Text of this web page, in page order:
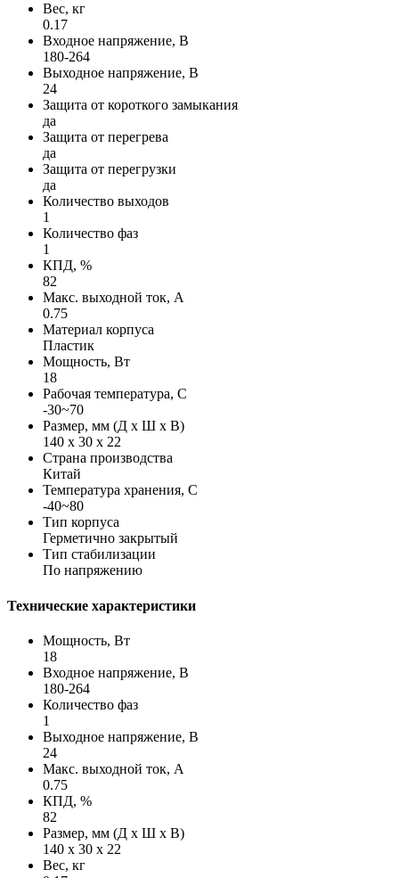
Вес, кг
0.17
Входное напряжение, В
180-264
Выходное напряжение, В
24
Защита от короткого замыкания
да
Защита от перегрева
да
Защита от перегрузки
да
Количество выходов
1
Количество фаз
1
КПД, %
82
Макс. выходной ток, А
0.75
Материал корпуса
Пластик
Мощность, Вт
18
Рабочая температура, С
-30~70
Размер, мм (Д х Ш х В)
140 х 30 х 22
Страна производства
Китай
Температура хранения, С
-40~80
Тип корпуса
Герметично закрытый
Тип стабилизации
По напряжению
Технические характеристики
Мощность, Вт
18
Входное напряжение, В
180-264
Количество фаз
1
Выходное напряжение, В
24
Макс. выходной ток, А
0.75
КПД, %
82
Размер, мм (Д х Ш х В)
140 х 30 х 22
Вес, кг